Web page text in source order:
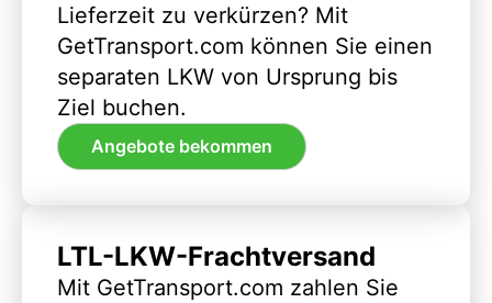
Lieferzeit zu verkürzen? Mit
GetTransport.com können Sie einen
separaten LKW von Ursprung bis
Ziel buchen.
Angebote bekommen
LTL-LKW-Frachtversand
Mit GetTransport.com zahlen Sie